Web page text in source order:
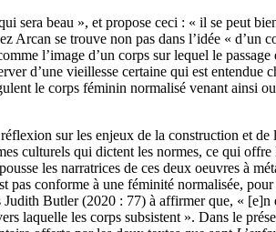
sera beau », et propose ceci : « il se peut
Arcan se trouve non pas dans l’idée « d’un
l’image d’un corps sur lequel le passage
d’une vieillesse certaine qui est entendue
le corps féminin normalisé venant ainsi
sur les enjeux de la construction et de
culturels qui dictent les normes, ce qui
les narratrices de ces deux oeuvres à
pas conforme à une féminité normalisée,
Butler (2020 : 77) à affirmer que, « [e]n
laquelle les corps subsistent ». Dans le